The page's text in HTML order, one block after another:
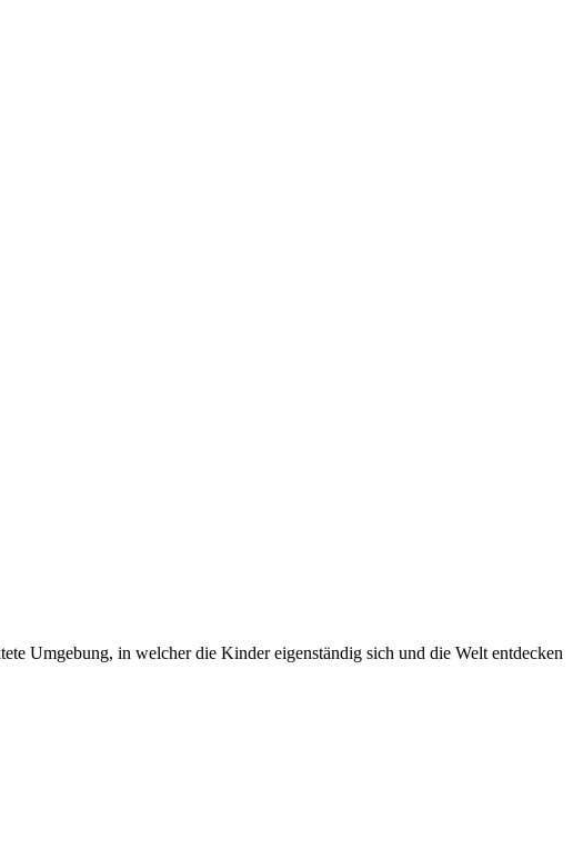
Umgebung, in welcher die Kinder eigenständig sich und die Welt entdecken